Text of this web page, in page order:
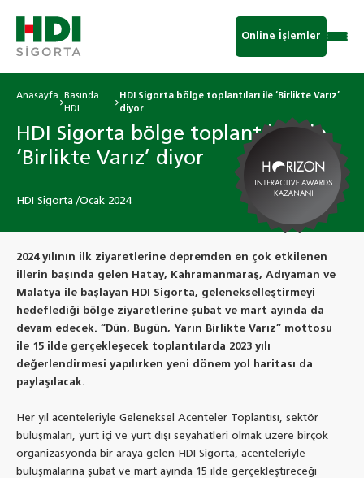
Online İşlemler
Anasayfa
Basında
HDI
HDI Sigorta bölge toplantıları ile ‘Birlikte Varız’
diyor
HDI Sigorta bölge toplantıları ile
‘Birlikte Varız’ diyor
HDI Sigorta /Ocak 2024
2024 yılının ilk ziyaretlerine depremden en çok etkilenen
illerin başında gelen Hatay, Kahramanmaraş, Adıyaman ve
Malatya ile başlayan HDI Sigorta, gelenekselleştirmeyi
hedeflediği bölge ziyaretlerine şubat ve mart ayında da
devam edecek. “Dün, Bugün, Yarın Birlikte Varız” mottosu
ile 15 ilde gerçekleşecek toplantılarda 2023 yılı
değerlendirmesi yapılırken yeni dönem yol haritası da
paylaşılacak.
Her yıl acenteleriyle Geleneksel Acenteler Toplantısı, sektör
buluşmaları, yurt içi ve yurt dışı seyahatleri olmak üzere birçok
organizasyonda bir araya gelen HDI Sigorta, acenteleriyle
buluşmalarına şubat ve mart ayında 15 ilde gerçekleştireceği